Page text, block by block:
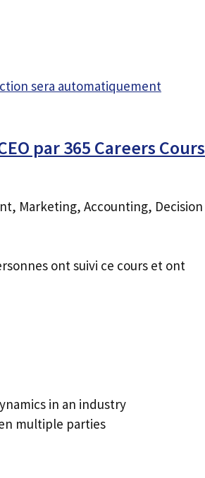
sera automatiquement
par 365 Careers Cours
Marketing, Accounting, Decision
ont suivi ce cours et ont
in an industry
multiple parties